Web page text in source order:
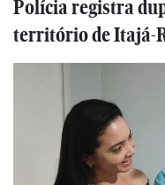
Polícia registra
território de Itajá-